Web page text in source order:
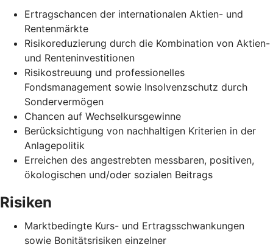
Ertragschancen der internationalen Aktien- und
Rentenmärkte
Risikoreduzierung durch die Kombination von Aktien-
und Renteninvestitionen
Risikostreuung und professionelles
Fondsmanagement sowie Insolvenzschutz durch
Sondervermögen
Chancen auf Wechselkursgewinne
Berücksichtigung von nachhaltigen Kriterien in der
Anlagepolitik
Erreichen des angestrebten messbaren, positiven,
ökologischen und/oder sozialen Beitrags
Risiken
Marktbedingte Kurs- und Ertragsschwankungen
sowie Bonitätsrisiken einzelner